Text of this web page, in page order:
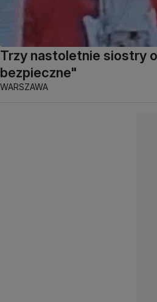
Trzy nastoletnie siostry
bezpieczne"
WARSZAWA